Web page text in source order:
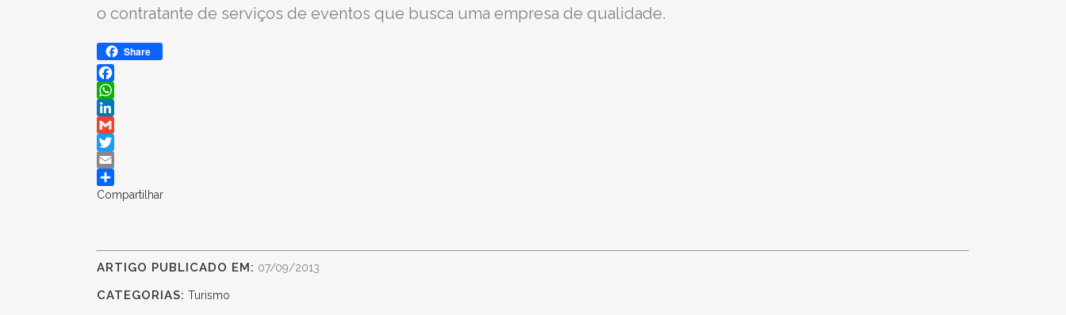
o contratante de serviços de eventos que busca uma empresa de qualidade.
Share
Facebook
WhatsApp
LinkedIn
Gmail
Twitter
Email
Compartilhar
ARTIGO PUBLICADO EM: 07/09/2013
CATEGORIAS: Turismo